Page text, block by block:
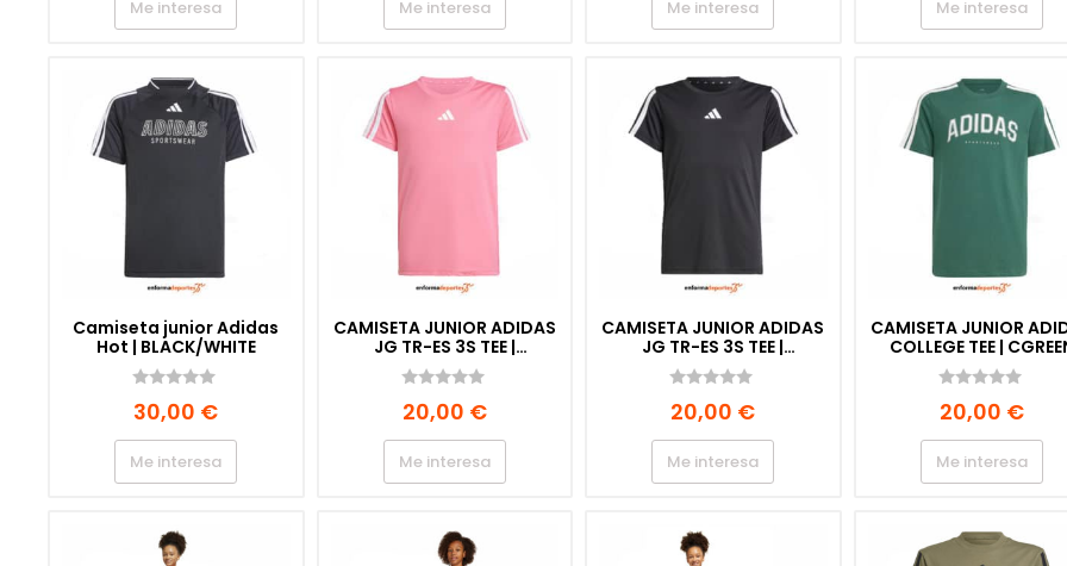
Me interesa Me interesa Me interesa Me interesa
Camiseta junior Adidas
Hot | BLACK/WHITE
d
5
30,00 €
Me interesa
CAMISETA JUNIOR ADIDAS
JG TR-ES 3S TEE |
PNKFUS/WHITE
d
5
20,00 €
Me interesa
CAMISETA JUNIOR ADIDAS
JG TR-ES 3S TEE |
BLACK/WHITE
d
5
20,00 €
Me interesa
CAMISETA JUNIOR
COLLEGE TEE |
d
5
20,00 €
Me interesa